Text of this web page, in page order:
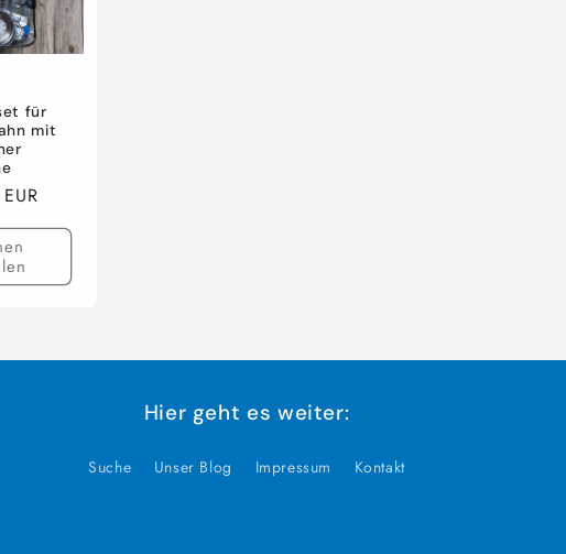
für
mit
Hier geht es weiter:
Suche Unser Blog Impressum Kontakt